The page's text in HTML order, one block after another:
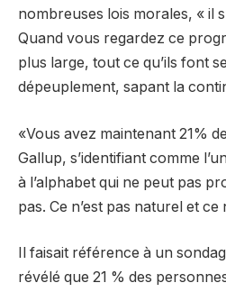
nombreuses lois morales, « il
Quand vous regardez ce
plus large, tout ce qu’ils font
dépeuplement, sapant la
«Vous avez maintenant 21%
Gallup, s’identifiant comme
à l’alphabet qui ne peut pas
pas. Ce n’est pas naturel et ce
Il faisait référence à un
révélé que 21 % des